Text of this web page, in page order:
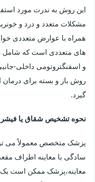
این روش به ندرت مورد
مشکلات متعدد و درد و
همراه با عوارض متعددی
های متعددی است که شامل
و اسفنگتروتومی داخلی-
روش باز و بسته برای درمان
گیرد.
نحوه تشخیص شقاق یا فیشر
پزشک متخصص معمولاً می
سادگی با معاینه اطراف
معاینه،پزشک ممکن است یک